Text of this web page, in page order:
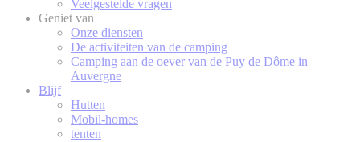
Veelgestelde vragen
Geniet van
Onze diensten
De activiteiten van de camping
Camping aan de oever van de Puy de Dôme in
Auvergne
Blijf
Hutten
Mobil-homes
tenten